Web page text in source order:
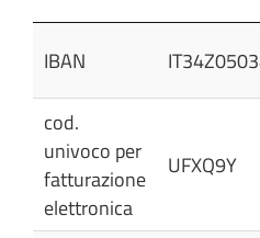
IBAN
cod.
univoco per
fatturazione
elettronica
UFXQ9Y